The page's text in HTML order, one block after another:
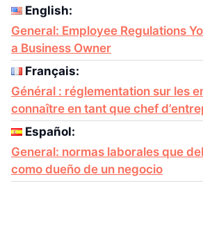
English:
General: Employee Regulations
a Business Owner
Français:
Général : réglementation sur les
connaître en tant que chef
Español:
General: normas laborales que
como dueño de un negocio